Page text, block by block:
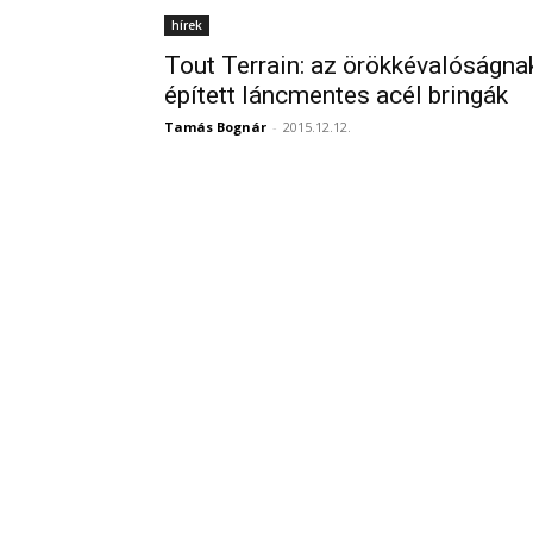
hírek
Tout Terrain: az
épített láncmentes acél bringák
Tamás Bognár - 2015.12.12.